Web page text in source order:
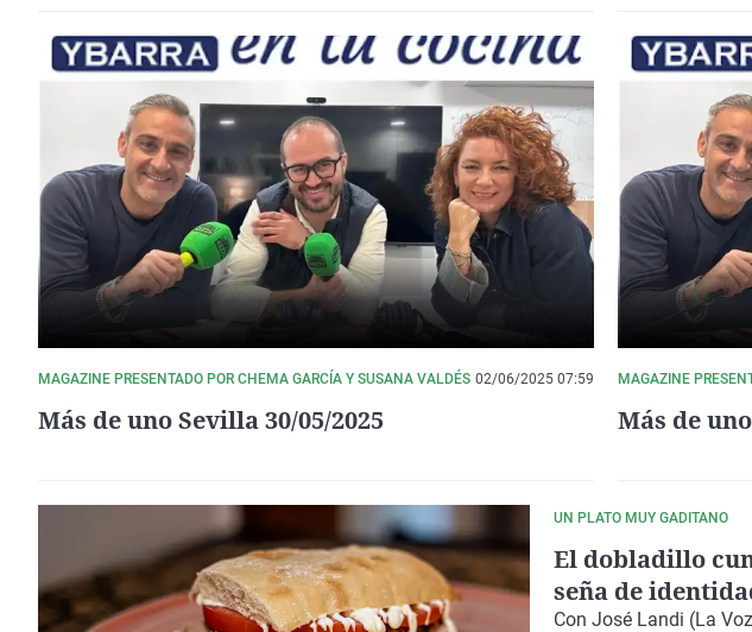
MAGAZINE PRESENTADO POR CHEMA GARCÍA Y SUSANA VALDÉS 02/06/2025 07:59
Más de uno Sevilla 30/05/2025
MAGAZINE
Más de
UN PLATO MUY GADITANO
El dobladillo
seña de
Con José Landi (La